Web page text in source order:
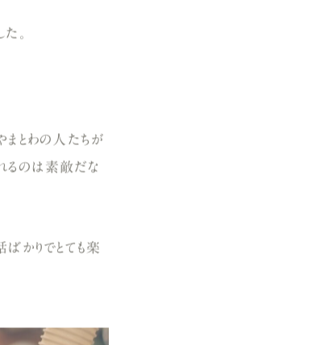
。
とわの人たちが
るのは素敵だな
かりでとても楽